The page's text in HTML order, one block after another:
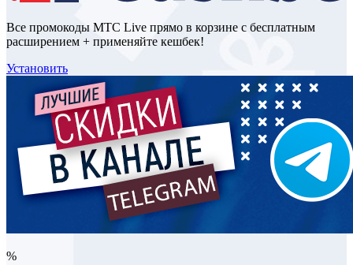
Все промокоды МТС Live прямо в корзине с бесплатным
расширением + применяйте кешбек!
Установить
%